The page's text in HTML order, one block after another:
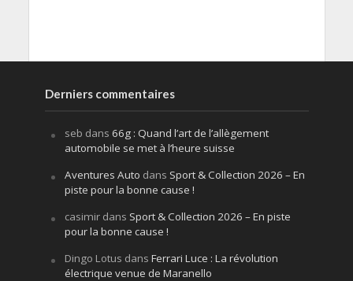
Derniers commentaires
seb dans 66g : Quand l’art de l’allègement
automobile se met à l’heure suisse
Aventures Auto dans Sport & Collection 2026 – En
piste pour la bonne cause !
casimirdans Sport & Collection 2026 – En piste
pour la bonne cause !
Dingo Lotus dans Ferrari Luce : La révolution
électrique venue de Maranello